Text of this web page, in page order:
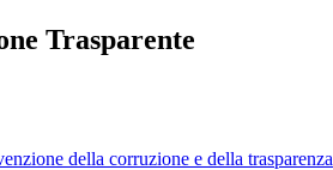
Trasparente
della corruzione e della trasparenza